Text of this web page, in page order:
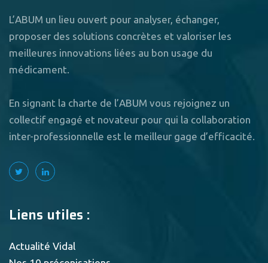
L’ABUM un lieu ouvert pour analyser, échanger,
proposer des solutions concrètes et valoriser les
meilleures innovations liées au bon usage du
médicament.
En signant la charte de l’ABUM vous rejoignez un
collectif engagé et novateur pour qui la collaboration
inter-professionnelle est le meilleur gage d’efficacité.
Liens utiles :
Actualité Vidal